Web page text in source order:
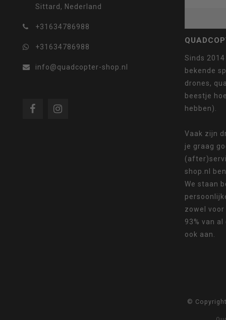
Sittard, Nederland
+31634786988
+31634786988
info@quadcopter-shop.nl
Sinds
bekende
drones,
beestje
hebben).
Vaak zijn
je graag
shop.nl
We staan
zowel voor
93% van
ook aan.
©